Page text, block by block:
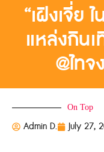
“เฝิงเจี่ย
แหล่งกิน
@ไท
On Top
Admin D. July 27,